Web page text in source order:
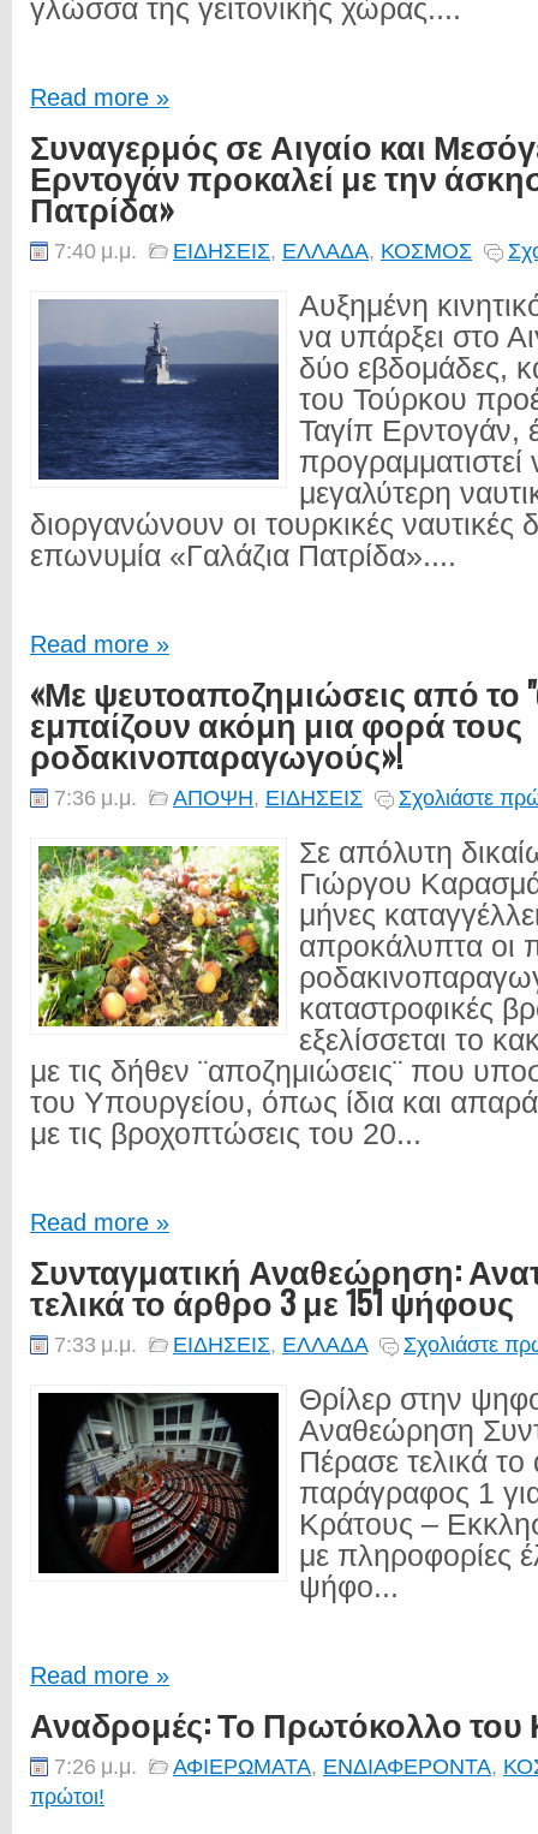
γλώσσα της γειτονικής χώρας....
Read more »
Συναγερμός σε Αιγαίο και
Ερντογάν προκαλεί με την
Πατρίδα»
7:40 μ.μ. ΕΙΔΗΣΕΙΣ, ΕΛΛΑΔΑ, ΚΟΣΜΟΣ
Αυξημένη
να υπάρξει στο
δύο εβδομάδες,
του Τούρκου
Ταγίπ Ερντογάν,
προγραμματιστεί
μεγαλύτερη
διοργανώνουν οι τουρκικές ναυτικές
επωνυμία «Γαλάζια Πατρίδα»....
Read more »
«Με ψευτοαποζημιώσεις από το
εμπαίζουν ακόμη μια φορά τους
ροδακινοπαραγωγούς»!
7:36 μ.μ. ΑΠΟΨΗ, ΕΙΔΗΣΕΙΣ Σχολιάστε
Σε απόλυτη
Γιώργου
μήνες
απροκάλυπτα οι
καταστροφικές
εξελίσσεται το
με τις δήθεν ¨αποζημιώσεις¨ που
του Υπουργείου, όπως ίδια και
με τις βροχοπτώσεις του 20...
Read more »
Συνταγματική Αναθεώρηση:
τελικά το άρθρο 3 με 151 ψήφους
7:33 μ.μ. ΕΙΔΗΣΕΙΣ, ΕΛΛΑΔΑ Σχολιάστε
Θρίλερ στην
Αναθεώρηση
Πέρασε τελικά
παράγραφος 1 για
Κράτους –
με πληροφορίες
ψήφο...
Read more »
Αναδρομές: Το Πρωτόκολλο του
7:26 μ.μ. ΑΦΙΕΡΩΜΑΤΑ, ΕΝΔΙΑΦΕΡΟΝΤΑ,
πρώτοι!